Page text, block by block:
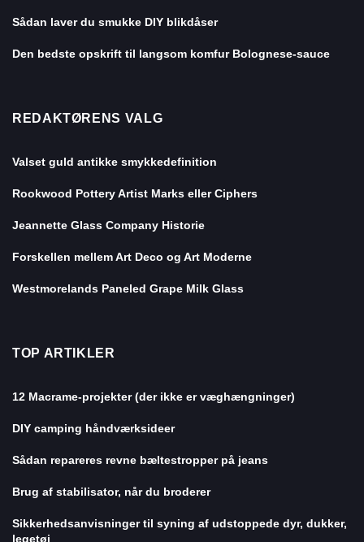
Sådan laver du smukke DIY blikdåser
Den bedste opskrift til langsom komfur Bolognese-sauce
REDAKTØRENS VALG
Valset guld antikke smykkedefinition
Rookwood Pottery Artist Marks eller Ciphers
Jeannette Glass Company Historie
Forskellen mellem Art Deco og Art Moderne
Westmorelands Paneled Grape Milk Glass
TOP ARTIKLER
12 Macrame-projekter (der ikke er væghængninger)
DIY camping håndværksideer
Sådan repareres revne bæltestropper på jeans
Brug af stabilisator, når du broderer
Sikkerhedsanvisninger til syning af udstoppede dyr, dukker,
legetøj